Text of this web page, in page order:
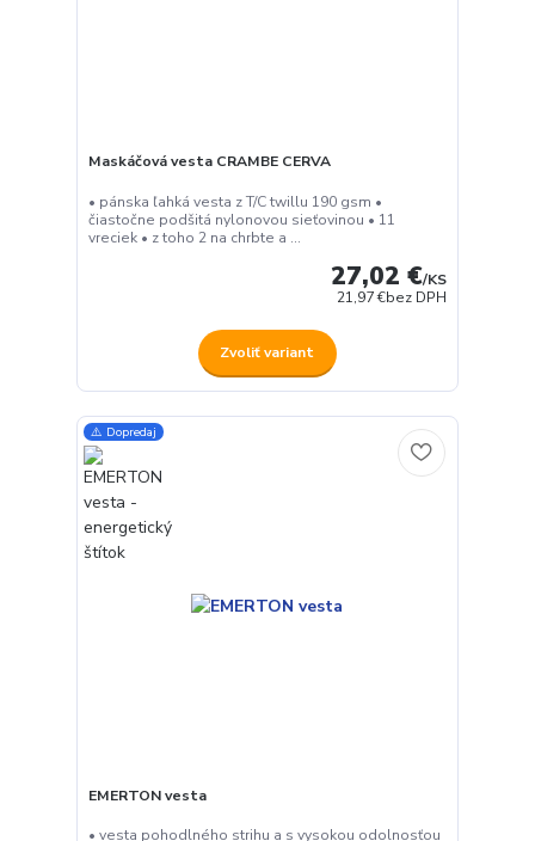
Maskáčová vesta CRAMBE CERVA
• pánska ľahká vesta z T/C twillu 190 gsm •
čiastočne podšitá nylonovou sieťovinou • 11
vreciek • z toho 2 na chrbte a ...
27,02 €/KS
21,97 €bez DPH
Zvoliť variant
⚠️ Dopredaj
EMERTON vesta
• vesta pohodlného strihu a s vysokou odolnosťou